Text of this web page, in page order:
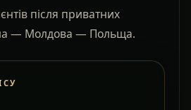
після приватних
— Молдова — Польща.